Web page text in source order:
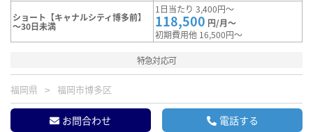
ショート【キャナルシティ博多前】
～30日未満
1日当たり 3,400円～
118,500 円/月～
初期費用他 16,500円～
特急対応可
福岡県 福岡市博多区
お問合わせ 電話する